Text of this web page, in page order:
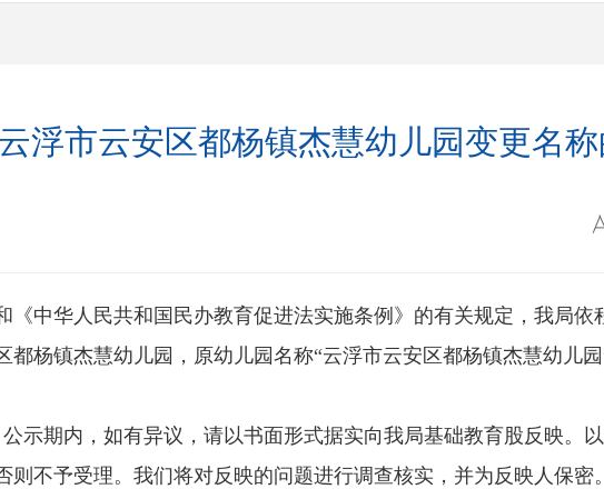
浮市云安区都杨镇杰慧幼儿园变更名
华人民共和国民办教育促进法实施条例》的有关规定，我局依
杨镇杰慧幼儿园，原幼儿园名称“云浮市云安区都杨镇杰慧幼儿
期内，如有异议，请以书面形式据实向我局基础教育股反映。
不予受理。我们将对反映的问题进行调查核实，并为反映人保密。